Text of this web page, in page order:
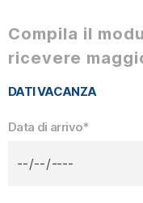
Compila il
ricevere
DATI VACANZA
Data di arrivo*